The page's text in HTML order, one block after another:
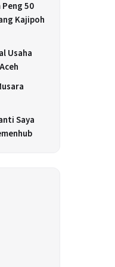
50
Kajipoh
Usaha
Saya